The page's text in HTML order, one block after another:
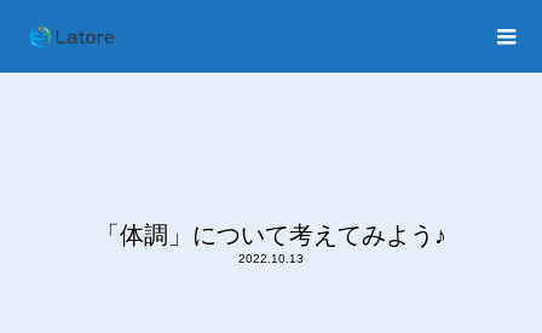
「体調」について考えてみよう♪
2022.10.13